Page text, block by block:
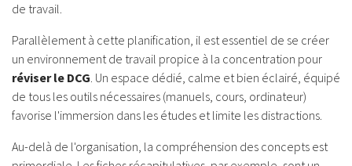
de travail.
Parallèlement à cette planification, il est essentiel de se créer
un environnement de travail propice à la concentration pour
réviser le DCG. Un espace dédié, calme et bien éclairé, équipé
de tous les outils nécessaires (manuels, cours, ordinateur)
favorise l'immersion dans les études et limite les distractions.
Au-delà de l'organisation, la compréhension des concepts est